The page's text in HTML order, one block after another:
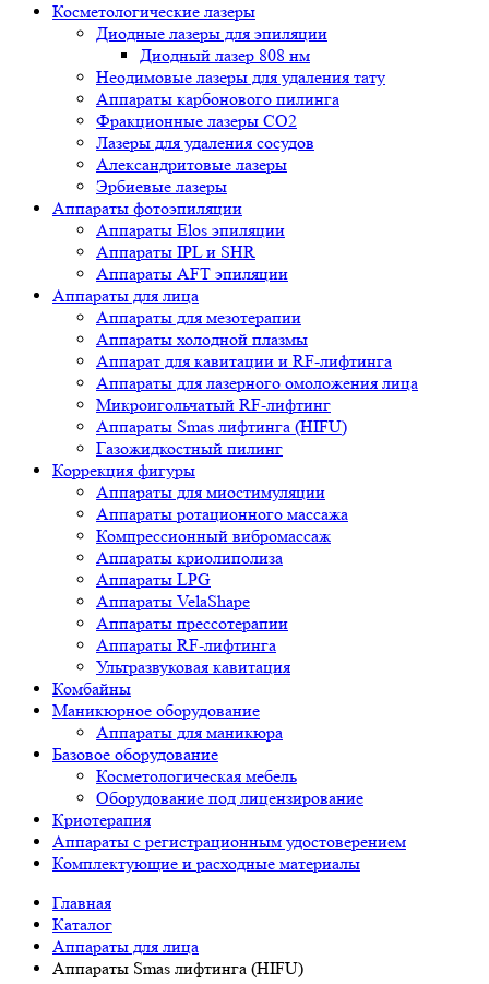
Косметологические лазеры
Диодные лазеры для эпиляции
Диодный лазер 808 нм
Неодимовые лазеры для удаления тату
Аппараты карбонового пилинга
Фракционные лазеры CO2
Лазеры для удаления сосудов
Александритовые лазеры
Эрбиевые лазеры
Аппараты фотоэпиляции
Аппараты Elos эпиляции
Аппараты IPL и SHR
Аппараты AFT эпиляции
Аппараты для лица
Аппараты для мезотерапии
Аппараты холодной плазмы
Аппарат для кавитации и RF-лифтинга
Аппараты для лазерного омоложения лица
Микроигольчатый RF-лифтинг
Аппараты Smas лифтинга (HIFU)
Газожидкостный пилинг
Коррекция фигуры
Аппараты для миостимуляции
Аппараты ротационного массажа
Компрессионный вибромассаж
Аппараты криолиполиза
Аппараты LPG
Аппараты VelaShape
Аппараты прессотерапии
Аппараты RF-лифтинга
Ультразвуковая кавитация
Комбайны
Маникюрное оборудование
Аппараты для маникюра
Базовое оборудование
Косметологическая мебель
Оборудование под лицензирование
Криотерапия
Аппараты c регистрационным удостоверением
Комплектующие и расходные материалы
Главная
Каталог
Аппараты для лица
Аппараты Smas лифтинга (HIFU)